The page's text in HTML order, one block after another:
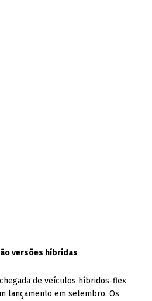
versões híbridas
de veículos híbridos-flex
lançamento em setembro. Os